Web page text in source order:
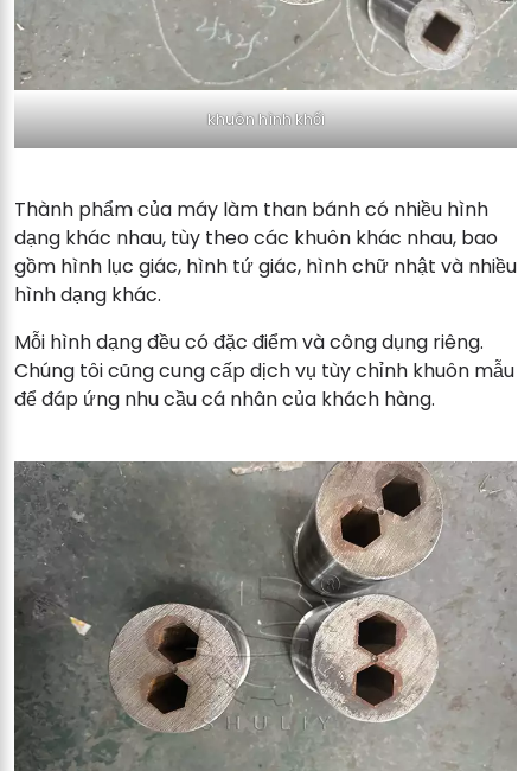
khuôn hình khối
Thành phẩm của máy làm than bánh có nhiều hình
dạng khác nhau, tùy theo các khuôn khác nhau, bao
gồm hình lục giác, hình tứ giác, hình chữ nhật và nhiều
hình dạng khác.
Mỗi hình dạng đều có đặc điểm và công dụng riêng.
Chúng tôi cũng cung cấp dịch vụ tùy chỉnh khuôn mẫu
để đáp ứng nhu cầu cá nhân của khách hàng.